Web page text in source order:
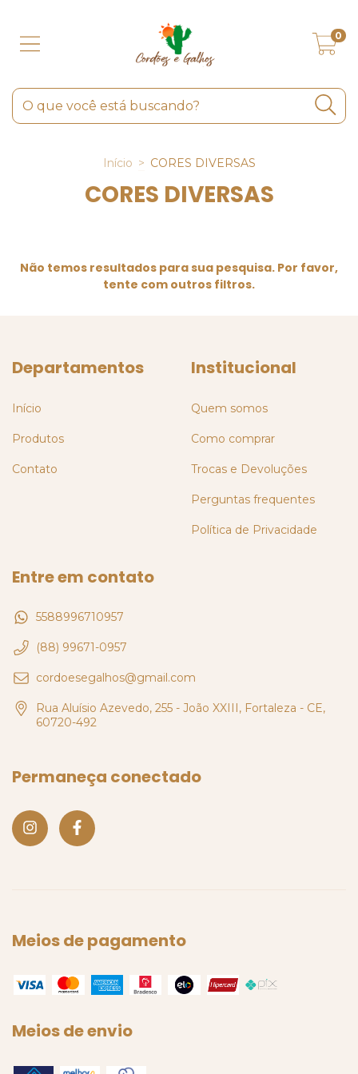
0
Início > CORES DIVERSAS
CORES DIVERSAS
Não temos resultados para sua pesquisa. Por favor,
tente com outros filtros.
Departamentos
Início
Produtos
Contato
Institucional
Quem somos
Como comprar
Trocas e Devoluções
Perguntas frequentes
Política de Privacidade
Entre em contato
5588996710957
(88) 99671-0957
cordoesegalhos@gmail.com
Rua Aluísio Azevedo, 255 - João XXIII, Fortaleza - CE,
60720-492
Permaneça conectado
Meios de pagamento
Meios de envio